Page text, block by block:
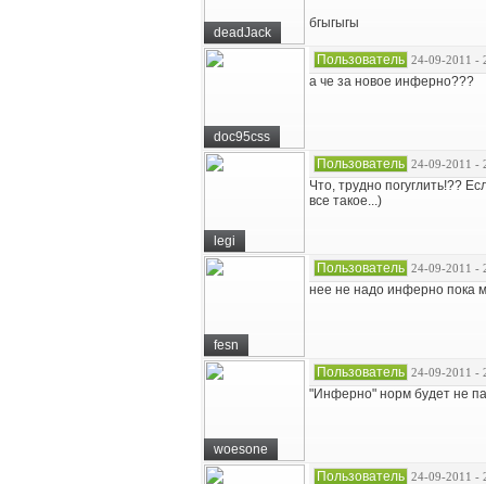
deadJack
бгыгыгы
doc95css
Пользователь 24-09-2011 -
а че за новое инферно???
legi
Пользователь 24-09-2011 -
Что, трудно погуглить!??
все такое...)
fesn
Пользователь 24-09-2011 -
нее не надо инферно пока
woesone
Пользователь 24-09-2011 -
"Инферно" норм будет не
Пользователь 24-09-2011 -